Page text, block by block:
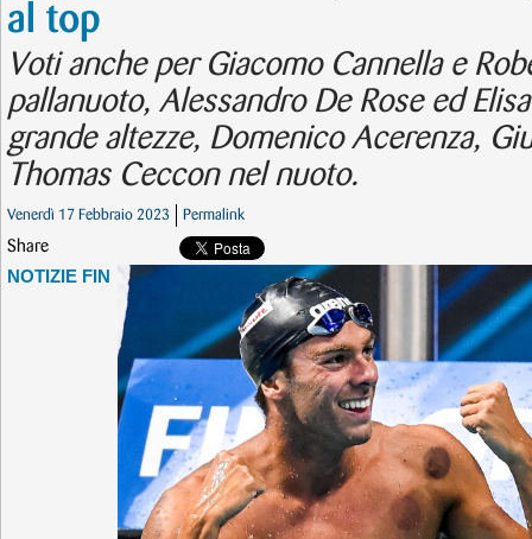
al top
Voti anche per Giacomo Cannella e
pallanuoto, Alessandro De Rose ed
grande altezze, Domenico Acerenza,
Thomas Ceccon nel nuoto.
Venerdì 17 Febbraio 2023 Permalink
Share
NOTIZIE FIN